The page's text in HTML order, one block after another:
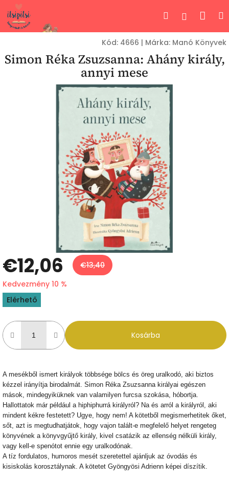
Ugrás
fő
tartalomhoz
Keresés
Kód: 4666 | Márka: Manó Könyvek
Simon Réka Zsuzsanna: Ahány király,
annyi mese
€12,06
€13,40
Kedvezmény 10 %
Egységár:
Elérhető
Kosárba
A mesékből ismert királyok többsége bölcs és öreg uralkodó, aki biztos
kézzel irányítja birodalmát. Simon Réka Zsuzsanna királyai egészen
mások, mindegyiküknek van valamilyen furcsa szokása, hóbortja.
Hallottatok már például a hiphiphurrá királyról? Na és arról a királyról, aki
mindent kékre festetett? Ugye, hogy nem! A kötetből megismerhetitek őket,
sőt, azt is megtudhatjátok, hogy vajon talált-e megfelelő helyet rengeteg
könyvének a könyvgyűjtő király, kivel csatázik az ellenség nélküli király,
vagy kell-e spenótot ennie egy uralkodónak.
A tíz fordulatos, humoros mesét szeretettel ajánljuk az óvodás és
kisiskolás korosztálynak. A kötetet Gyöngyösi Adrienn képei díszítik.